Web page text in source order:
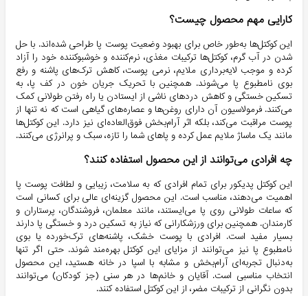
کارایی مهم محصول چیست؟
این کوکتل‌ها به‌طور خاص برای بهبود وضعیت پوست پا طراحی شده‌اند. با حل
شدن در آب گرم، کوکتل‌ها ترکیبات مغذی، نرم‌کننده و خوشبوکننده خود را آزاد
کرده و موجب لایه‌برداری ملایم، نرمی پوست، کاهش ترک‌های پاشنه و رفع
بوی نامطبوع پا می‌شوند. همچنین با تحریک جریان خون در کف پا، به
تسکین خستگی و کاهش درد‌های ناشی از ایستادن یا راه رفتن طولانی کمک
می‌کنند. فرمولاسیون آن دارای روغن‌ها و عصاره‌های گیاهی است که نه تنها از
پوست مراقبت می‌کند، بلکه اثر آرام‌بخش فوق‌العاده‌ای نیز دارد. این کوکتل‌ها
مانند یک ماساژ ملایم عمل کرده و پاهای شما را تازه، سبک و پرانرژی می‌کنند.
چه افرادی می‌توانند از این محصول استفاده کنند؟
این کوکتل پدیکور برای تمام افرادی که به سلامت، زیبایی و لطافت پوست پا
اهمیت می‌دهند، مناسب است. این محصول گزینه‌ای عالی برای کسانی است
که ساعات طولانی روی پا می‌ایستند، مانند معلمان، فروشندگان، پرستاران و
کارمندان. همچنین برای ورزشکارانی که نیاز به تسکین درد و خستگی پا دارند
بسیار مفید است. افرادی با پوست خشک، پاشنه‌های ترک‌خورده یا بوی
نامطبوع پا نیز می‌توانند از مزایای این کوکتل بهره‌مند شوند. حتی اگر تنها
به‌دنبال تجربه‌ای آرام‌بخش و مشابه با اسپا در خانه هستید، این محصول
انتخاب مناسبی است. آقایان و خانم‌ها در هر سنی (جز کودکان) می‌توانند
بدون نگرانی از ترکیبات مضر، از این کوکتل استفاده کنند.